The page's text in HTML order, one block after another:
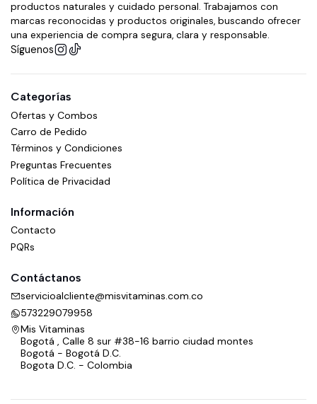
productos naturales y cuidado personal. Trabajamos con
marcas reconocidas y productos originales, buscando ofrecer
una experiencia de compra segura, clara y responsable.
Síguenos
Categorías
Ofertas y Combos
Carro de Pedido
Términos y Condiciones
Preguntas Frecuentes
Política de Privacidad
Información
Contacto
PQRs
Contáctanos
servicioalcliente@misvitaminas.com.co
573229079958
Mis Vitaminas
Bogotá , Calle 8 sur #38-16 barrio ciudad montes
Bogotá - Bogotá D.C.
Bogota D.C. - Colombia